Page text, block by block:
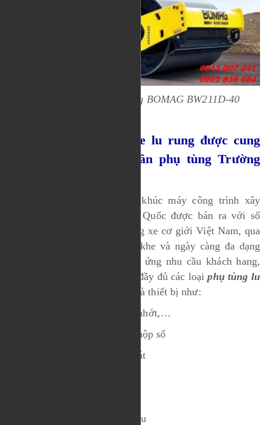
Hình ảnh chi tiết xe lu rung BOMAG BW211D-40
Chi tiết các phụ tùng xe lu rung được cung
cấp bởi Công ty cổ phần phụ tùng Trường
Trong những năm qua, phân khúc máy công trình xây
dựng của Nhật Bản và Trung Quốc được bán ra với số
lượng tăng mạnh trên thị trường xe cơ giới Việt Nam, qua
đó đáp ứng các yêu cầu khắt khe và ngày càng đa dạng
hơn của các nhà thầu. Để đáp ứng nhu cầu khách hang,
công ty Trường Linh cung cấp đầy đủ các loạiphụ tùng lu
với đầy đủ các linh kiện và thiết bị như:
- Các loại lọc dầu, lọc gió, lọc nhớt,…
- Bơm thủy lực, bơm lái, bơm hộp số
- Lá bố thép hộp số, lá bố ma sát
- Bánh lốp xu lu, bánh xích xe lu